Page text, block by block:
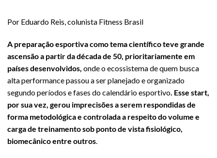
Por Eduardo Reis, colunista Fitness Brasil
A preparação esportiva como tema científico teve grande
ascensão a partir da década de 50, prioritariamente em
países desenvolvidos, onde o ecossistema de quem busca
alta performance passou a ser planejado e organizado
segundo períodos e fases do calendário esportivo . Esse start,
por sua vez, gerou imprecisões a serem respondidas de
forma metodológica e controlada a respeito do volume e
carga de treinamento sob ponto de vista fisiológico,
biomecânico entre outros